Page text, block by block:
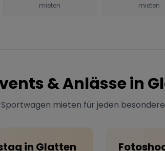
mieten mieten
& Anlässe in
Sportwagen mieten für jeden
in Glatten